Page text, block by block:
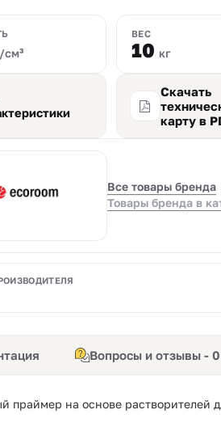
см³
ВЕС
10 кг
Скачать
карту в
Все товары бренда
Товары бренда в
Вопросы и отзывы - 0
праймер на основе растворителей